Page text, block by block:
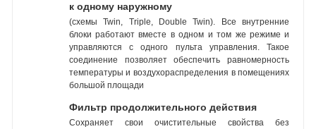
к одному наружному
(схемы Twin, Triple, Double Twin). Все внутренние
блоки работают вместе в одном и том же режиме и
управляются с одного пульта управления. Такое
соединение позволяет обеспечить равномерность
температуры и воздухораспределения в помещениях
большой площади
Фильтр продолжительного действия
Сохраняет свои очистительные свойства без